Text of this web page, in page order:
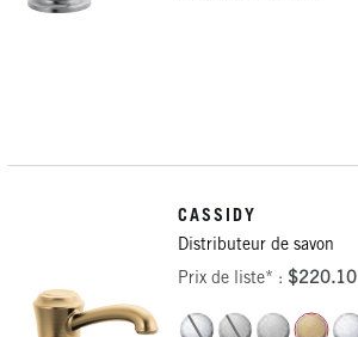
CASSIDY
Distributeur de savon
Prix de liste* : $220.10